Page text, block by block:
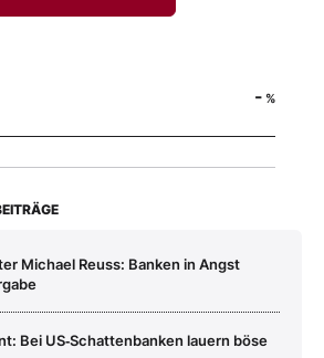
- %
Michael Reuss: Banken in Angst
Bei US‑Schattenbanken lauern böse